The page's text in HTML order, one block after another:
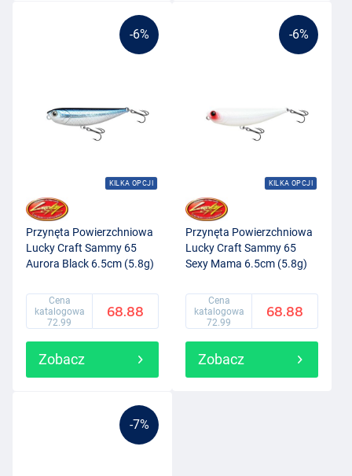
-6%
KILKA OPCJI
Przynęta Powierzchniowa
Lucky Craft Sammy 65
Aurora Black 6.5cm (5.8g)
Cena
katalogowa
72.99
68.88
Zobacz
-6%
KILKA OPCJI
Przynęta Powierzchniowa
Lucky Craft Sammy 65
Sexy Mama 6.5cm (5.8g)
Cena
katalogowa
72.99
68.88
Zobacz
-7%